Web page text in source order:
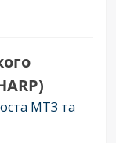
МТЗ та